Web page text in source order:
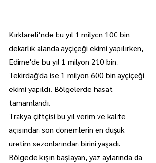
Kırklareli’nde bu yıl 1 milyon 100 bin
dekarlık alanda ayçiçeği ekimi yapılırken,
Edirne'de bu yıl 1 milyon 210 bin,
Tekirdağ'da ise 1 milyon 600 bin ayçiçeği
ekimi yapıldı. Bölgelerde hasat
tamamlandı.
Trakya çiftçisi bu yıl verim ve kalite
açısından son dönemlerin en düşük
üretim sezonlarından birini yaşadı.
Bölgede kışın başlayan, yaz aylarında da